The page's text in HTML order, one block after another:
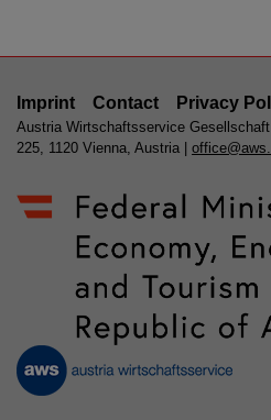
Imprint Contact Privacy
Austria Wirtschaftsservice
225, 1120 Vienna, Austria |